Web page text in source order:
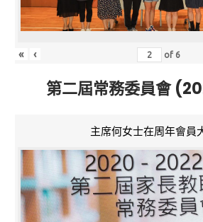
« ‹ of 6
第二屆常務委員會
主席何女士在周年會員